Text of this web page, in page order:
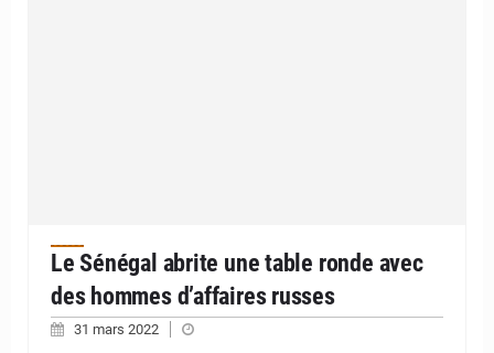
Le Sénégal abrite une table ronde avec
des hommes d’affaires russes
31 mars 2022